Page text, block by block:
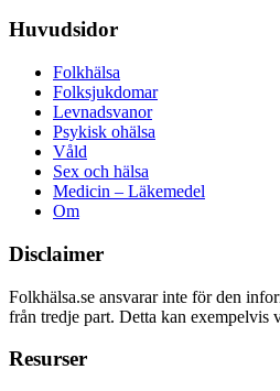
Huvudsidor
Folkhälsa
Folksjukdomar
Levnadsvanor
Psykisk ohälsa
Våld
Sex och hälsa
Medicin – Läkemedel
Om
Disclaimer
Folkhälsa.se ansvarar inte för den
från tredje part. Detta kan exempelvis
Resurser